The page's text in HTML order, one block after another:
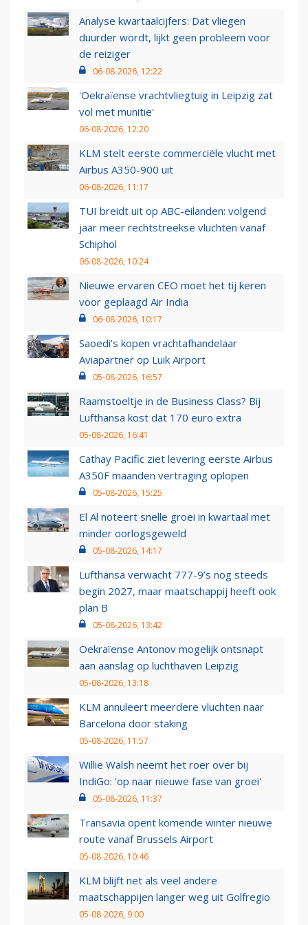
Analyse kwartaalcijfers: Dat vliegen
duurder wordt, lijkt geen probleem voor
de reiziger
06-08-2026, 12:22
'Oekraïense vrachtvliegtuig in Leipzig zat
vol met munitie'
06-08-2026, 12:20
KLM stelt eerste commerciële vlucht met
Airbus A350-900 uit
06-08-2026, 11:17
TUI breidt uit op ABC-eilanden: volgend
jaar meer rechtstreekse vluchten vanaf
Schiphol
06-08-2026, 10:24
Nieuwe ervaren CEO moet het tij keren
voor geplaagd Air India
06-08-2026, 10:17
Saoedi’s kopen vrachtafhandelaar
Aviapartner op Luik Airport
05-08-2026, 16:57
Raamstoeltje in de Business Class? Bij
Lufthansa kost dat 170 euro extra
05-08-2026, 16:41
Cathay Pacific ziet levering eerste Airbus
A350F maanden vertraging oplopen
05-08-2026, 15:25
El Al noteert snelle groei in kwartaal met
minder oorlogsgeweld
05-08-2026, 14:17
Lufthansa verwacht 777-9’s nog steeds
begin 2027, maar maatschappij heeft ook
plan B
05-08-2026, 13:42
Oekraïense Antonov mogelijk ontsnapt
aan aanslag op luchthaven Leipzig
05-08-2026, 13:18
KLM annuleert meerdere vluchten naar
Barcelona door staking
05-08-2026, 11:57
Willie Walsh neemt het roer over bij
IndiGo: 'op naar nieuwe fase van groei'
05-08-2026, 11:37
Transavia opent komende winter nieuwe
route vanaf Brussels Airport
05-08-2026, 10:46
KLM blijft net als veel andere
maatschappijen langer weg uit Golfregio
05-08-2026, 9:00